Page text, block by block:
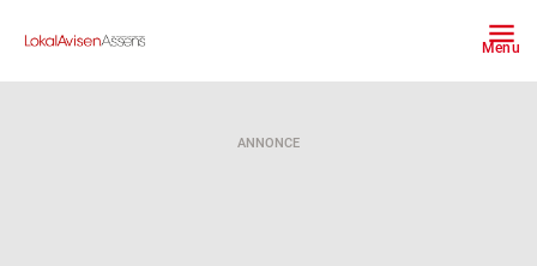
Menu
ANNONCE